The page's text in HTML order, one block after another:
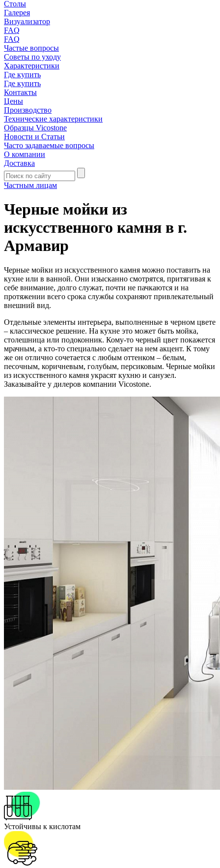
Столы
Галерея
Визуализатор
FAQ
FAQ
Частые вопросы
Советы по уходу
Характеристики
Где купить
Где купить
Контакты
Цены
Производство
Технические характеристики
Образцы Vicostone
Новости и Статьи
Часто задаваемые вопросы
О компании
Доставка
Частным лицам
Черные мойки из
искусственного камня в г.
Армавир
Черные мойки из искусственного камня можно поставить на
кухне или в ванной. Они изысканно смотрятся, притягивая к
себе внимание, долго служат, почти не пачкаются и на
протяжении всего срока службы сохраняют привлекательный
внешний вид.
Отдельные элементы интерьера, выполненные в черном цвете
– классическое решение. На кухне это может быть мойка,
столешница или подоконник. Кому-то черный цвет покажется
мрачным, а кто-то специально сделает на нем акцент. К тому
же он отлично сочетается с любым оттенком – белым,
песочным, коричневым, голубым, персиковым. Черные мойки
из искусственного камня украсят кухню и санузел.
Заказывайте у дилеров компании Vicostone.
Устойчивы к кислотам